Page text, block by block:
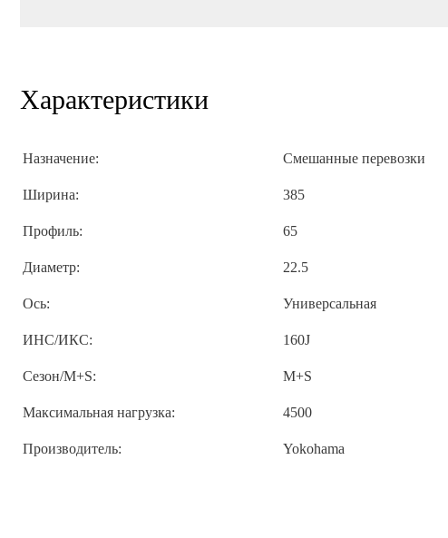
Характеристики
Назначение: Смешанные перевозки
Ширина: 385
Профиль: 65
Диаметр: 22.5
Ось: Универсальная
ИНС/ИКС: 160J
Сезон/M+S: M+S
Максимальная нагрузка: 4500
Производитель: Yokohama